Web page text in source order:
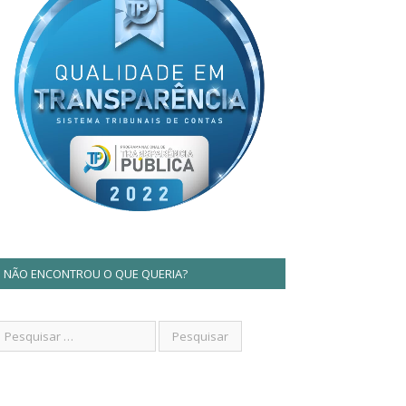
NÃO ENCONTROU O QUE QUERIA?